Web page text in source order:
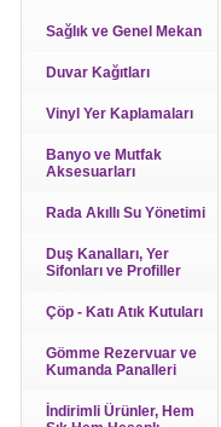
Sağlık ve Genel Mekan
Duvar Kağıtları
Vinyl Yer Kaplamaları
Banyo ve Mutfak
Aksesuarları
Rada Akıllı Su Yönetimi
Duş Kanalları, Yer
Sifonları ve Profiller
Çöp - Katı Atık Kutuları
Gömme Rezervuar ve
Kumanda Panalleri
İndirimli Ürünler, Hem